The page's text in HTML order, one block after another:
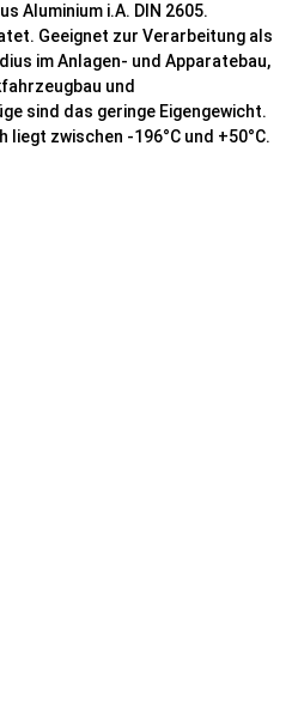
Aluminium i.A. DIN 2605.
Geeignet zur Verarbeitung als
im Anlagen- und Apparatebau,
und
sind das geringe Eigengewicht.
zwischen -196°C und +50°C.